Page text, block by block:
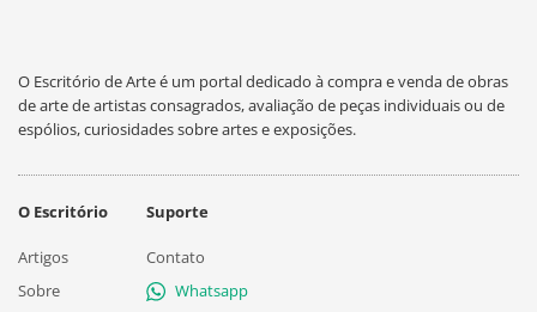
O Escritório de Arte é um portal dedicado à compra e venda de obras
de arte de artistas consagrados, avaliação de peças individuais ou de
espólios, curiosidades sobre artes e exposições.
O Escritório
Artigos
Sobre
Suporte
Contato
Whatsapp